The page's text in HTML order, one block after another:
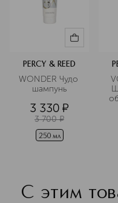
PERCY & REED
WONDER Чудо
шампунь
3 330 ¤
3 700 ¤
250 мл
С этим